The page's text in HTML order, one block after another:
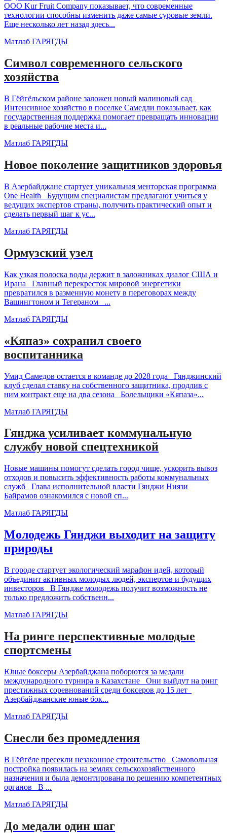
ООО Kur Fruit Company показывает, что современные
технологии способны изменить даже самые суровые земли.
Еще несколько лет назад здесь...
Матлаб ГАРЯГДЫ
Символ современного сельского
хозяйства
В Гёйгёльском районе заложен новый малиновый сад
Интенсивное хозяйство в поселке Самедли показывает, как
государственная поддержка помогает превращать инновации
в реальные рабочие места и...
Матлаб ГАРЯГДЫ
Новое поколение защитников здоровья
В Азербайджане стартует уникальная менторская программа
One Health Будущим специалистам предлагают учиться у
ведущих экспертов страны, получить практический опыт и
сделать первый шаг к ус...
Матлаб ГАРЯГДЫ
Ормузский узел
Как узкая полоска воды держит в заложниках диалог США и
Ирана Главный перекресток мировой энергетики
превратился в разменную монету в переговорах между
Вашингтоном и Тегераном ...
Матлаб ГАРЯГДЫ
«Кяпаз» сохранил своего
воспитанника
Умид Самедов остается в команде до 2028 года Гянджинский
клуб сделал ставку на собственного защитника, продлив с
ним контракт еще на два сезона Болельщики «Кяпаза»...
Матлаб ГАРЯГДЫ
Гянджа усиливает коммунальную
службу новой спецтехникой
Новые машины помогут сделать город чище, ускорить вывоз
отходов и повысить эффективность работы коммунальных
служб Глава исполнительной власти Гянджи Ниязи
Байрамов ознакомился с новой сп...
Матлаб ГАРЯГДЫ
Молодежь Гянджи выходит на защиту
природы
В городе стартует экологический марафон идей, который
объединит активных молодых людей, экспертов и будущих
инвесторов В Гяндже молодежь получит возможность не
только предложить собственн...
Матлаб ГАРЯГДЫ
На ринге перспективные молодые
спортсмены
Юные боксеры Азербайджана поборются за медали
международного турнира в Казахстане Они выйдут на ринг
престижных соревнований среди боксеров до 15 лет
Азербайджанские юные бок...
Матлаб ГАРЯГДЫ
Снесли без промедления
В Гёйгёле пресекли незаконное строительство Самовольная
постройка появилась на землях сельскохозяйственного
назначения и была демонтирована по решению компетентных
органов В ...
Матлаб ГАРЯГДЫ
До медали один шаг